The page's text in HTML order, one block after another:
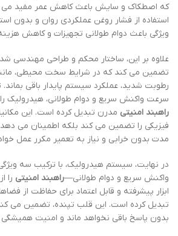
که اصطکاک و سایش باعث کاهش عمر مفید می
استفاده از فشار روغن عملکردی روان و بدون
ویژگی باعث دوام طولانی تجهیزات و کاهش
علاوه بر این، ساختار محکم و طراحی مهندسی
تضمین می کند که در شرایط سخت محیطی، مانند
رطوبت شدید، عملکرد سیستم پایدار باقی بماند.
سرعت واکنش سریع و دوام طولانی، هیدرولیک
راهبند امنیتی مدرن تبدیل کرده است. این
فیزیکی را تضمین می کند بلکه اطمینان می
مدت بدون خرابی و نیاز به تعمیر مکرر عمل
در نهایت، سیستم هیدرولیک، با ترکیب سه
واکنش سریع و دوام طولانی—راهبند امنیتی را
ابزار پیشرفته و قابل اعتماد برای حفاظت از
تبدیل کرده است. این قلب تپنده، تضمین می
بدون پاسخ باقی نخواهد ماند و امنیت همیشگی